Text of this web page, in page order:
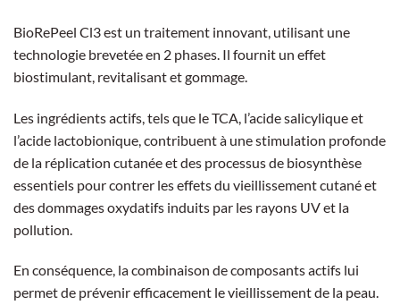
BioRePeel Cl3 est un traitement innovant, utilisant une
technologie brevetée en 2 phases. Il fournit un effet
biostimulant, revitalisant et gommage.
Les ingrédients actifs, tels que le TCA, l’acide salicylique et
l’acide lactobionique, contribuent à une stimulation profonde
de la réplication cutanée et des processus de biosynthèse
essentiels pour contrer les effets du vieillissement cutané et
des dommages oxydatifs induits par les rayons UV et la
pollution.
En conséquence, la combinaison de composants actifs lui
permet de prévenir efficacement le vieillissement de la peau.